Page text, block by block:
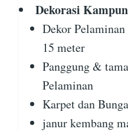
Dekorasi
Dekor
15 meter
Panggung &
Pelaminan
Karpet dan
janur kembang